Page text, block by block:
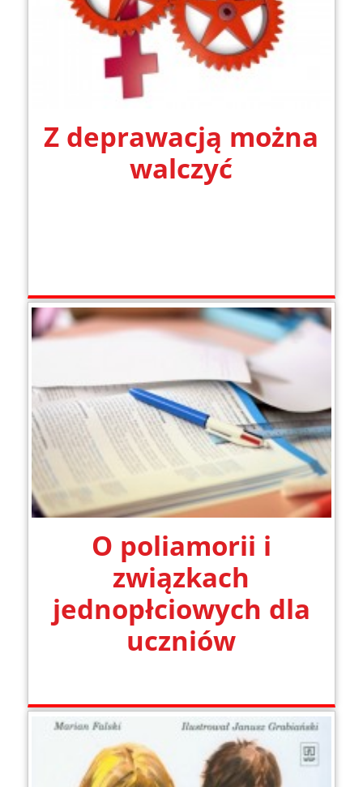
Z deprawacją można
walczyć
O poliamorii i
związkach
jednopłciowych dla
uczniów